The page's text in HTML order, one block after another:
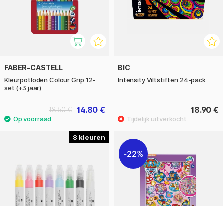
FABER-CASTELL
Kleurpotloden Colour Grip 12-
set (+3 jaar)
14.80 €
18.50 €
BIC
Intensity Viltstiften 24-pack
18.90 €
8
22%